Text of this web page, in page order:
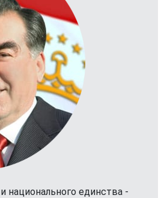
национального единства -